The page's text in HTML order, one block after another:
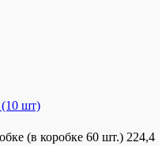
(10 шт)
(в коробке 60 шт.) 224,4